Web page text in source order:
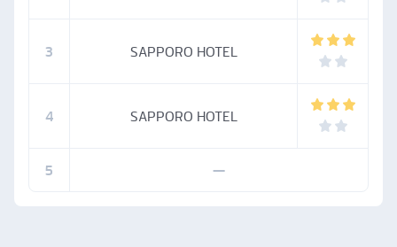
3 SAPPORO HOTEL
4 SAPPORO HOTEL
5 —